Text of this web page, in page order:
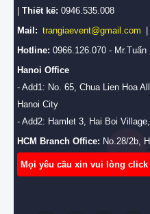
Thiết kế: 0946.535.008
Mail: trangiaevent@gmail.com
Hotline: 0966.126.070 - Mr.Tuấn
Hanoi Office
- Add1: No. 65, Chua Lien Hoa
Hanoi City
- Add2: Hamlet 3, Hai Boi
HCM Branch Office: No.28/2b,
Mọi yêu cầu xin vui lòng click